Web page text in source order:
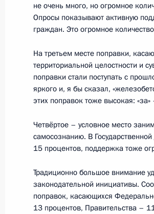
21 февраля 2020
20 февраля 2020
О задачах
20 февраля 2020 года,
Заседание
19 февраля
не очень много, но огромное
Опросы показывают активную
граждан. Это огромное
На третьем месте поправки,
территориальной целостности и
поправки стали поступать с
яркого и, я бы сказал,
этих поправок тоже высокая:
Четвёртое – условное место
самосознанию. В
15 процентов, поддержка тоже
Традиционно большое внимание
законодательной инициативы.
поправок, касающихся
13 процентов, Правительства –